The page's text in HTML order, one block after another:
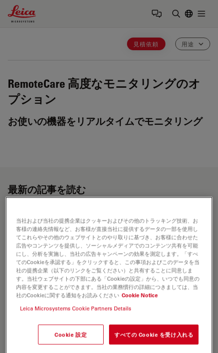
Leica Microsystems Logo
見積依頼 用途
RemoteCare 高度なモニタリングのオ
プション
お使いの機器をリアルタイムでモニタリング
最新の記事を読む
Predictive Service Prevents Downtime in
当社および当社の提携企業はクッキーおよびその他のトラッキング技術、お
客様の連絡先情報など、お客様が直接当社に提供するデータの一部を使用し
てこれらやその他のウェブサイトとのやり取りに基づき、お客様に合わせた
広告やコンテンツを提供し、ソーシャルメディアでのコンテンツ共有を可能
にし、分析を実施し、当社の広告キャンペーンの効果を測定します。「すべ
てのCookieを承認する」をクリックすると、この事項およびこのデータを当
社の提携企業（以下のリンクをご覧ください）と共有することに同意しま
す。当社ウェブサイトの下部にある「Cookieの設定」から、いつでも同意の
内容を変更することができます。当社の業務慣行の詳細につきましては、当
社のCookieに関する通知をお読みください Cookie Notice
Leica Microsystems Cookie Partners Details
Cookie 設定 すべての Cookie を受け入れる